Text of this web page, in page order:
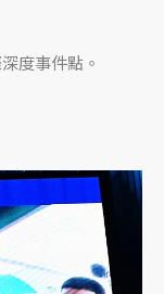
度事件點。